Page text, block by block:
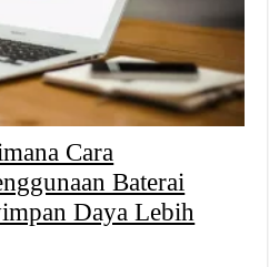
Cara
Baterai
Daya Lebih